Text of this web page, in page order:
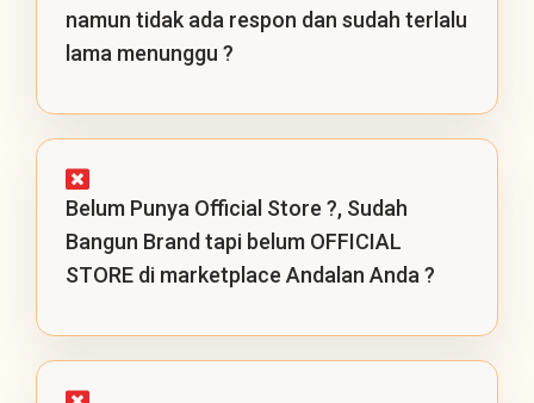
namun tidak ada respon dan sudah terlalu
lama menunggu ?​
Belum Punya Official Store ?, Sudah
Bangun Brand tapi belum OFFICIAL
STORE di marketplace Andalan Anda ?